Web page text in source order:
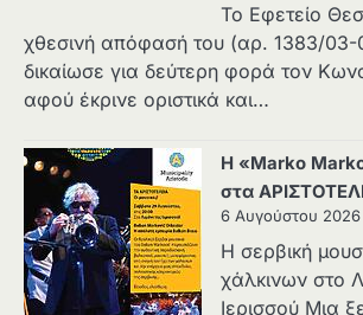
Το Εφετείο
χθεσινή απόφασή του (αρ. 1383/
δικαίωσε για δεύτερη φορά τον
αφού έκρινε οριστικά και…
Η «Marko
στα
6 Αυγούστου 2026
Η σερβική
χάλκινων στο
Ιερισσού Μια